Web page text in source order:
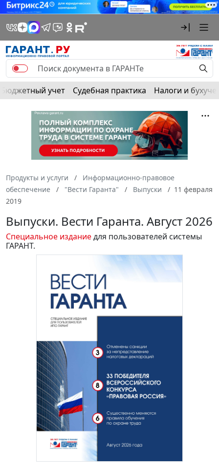
Бюджетный учет Судебная практика Налоги и
Продукты и услуги
Информационно-правовое
обеспечение
"Вести Гаранта" Выпуски
11 февраля
2019
Выпуски. Вести Гаранта. Август 2026
Специальное изданиедля пользователей системы
ГАРАНТ.